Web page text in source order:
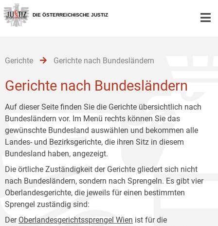
Zur
Hauptnavigation
[1]
Zum
Inhalt
[2]
Zum
Untermenü
[3]
DIE ÖSTERREICHISCHE JUSTIZ
Gerichte Gerichte nach Bundesländern
Gerichte nach Bundesländern
Auf dieser Seite finden Sie die Gerichte übersichtlich nach
Bundesländern vor. Im Menü rechts können Sie das
gewünschte Bundesland auswählen und bekommen alle
Landes- und Bezirksgerichte, die ihren Sitz in diesem
Bundesland haben, angezeigt.
Die örtliche Zuständigkeit der Gerichte gliedert sich nicht
nach Bundesländern, sondern nach Sprengeln. Es gibt vier
Oberlandesgerichte, die jeweils für einen bestimmten
Sprengel zuständig sind:
DerOberlandesgerichtssprengel Wien ist für die